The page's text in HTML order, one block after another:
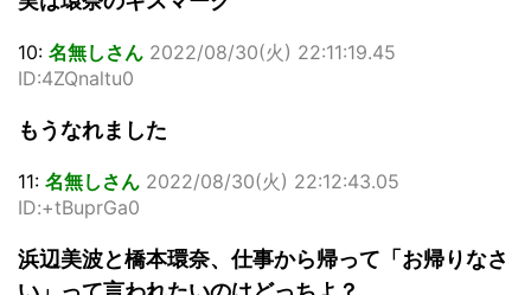
10: 名無しさん 2022/08/30(火) 22:11:19.45
ID:4ZQnaltu0
もうなれました
11: 名無しさん 2022/08/30(火) 22:12:43.05
ID:+tBuprGa0
浜辺美波と橋本環奈、仕事から帰って「お帰りなさ